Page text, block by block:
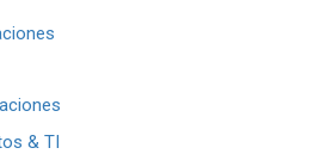
& TI